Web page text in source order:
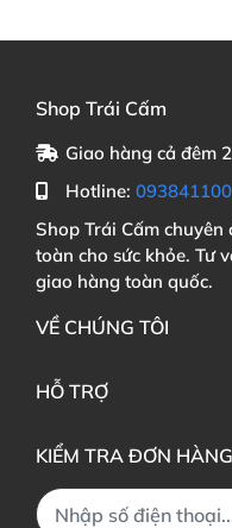
Shop Trái Cấm
Giao hàng cả đêm
Hotline:
Shop Trái Cấm
toàn cho sức khỏe. Tư
giao hàng toàn quốc.
VỀ CHÚNG TÔI
HỖ TRỢ
KIỂM TRA ĐƠN HÀNG